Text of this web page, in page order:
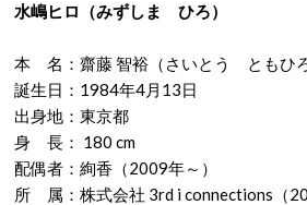
水嶋ヒロ（みずしま ひろ）
本 名：齋藤 智裕（さいとう ともひろ
誕生日：1984年4月13日
出身地：東京都
身 長： 180 cm
配偶者：絢香（2009年～）
所 属：株式会社 3rd i connections（